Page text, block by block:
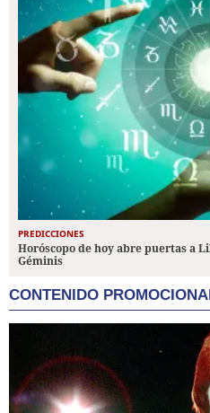
PREDICCIONES
Horóscopo de hoy abre puertas a
Géminis
CONTENIDO